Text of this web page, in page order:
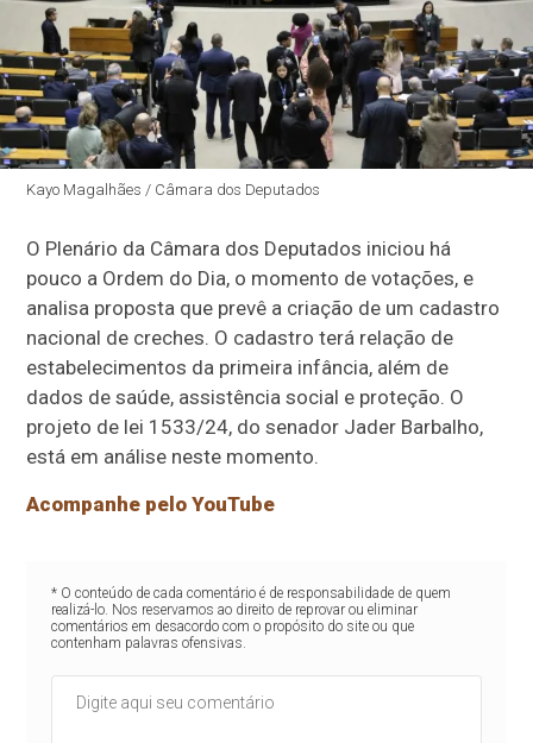
Kayo Magalhães / Câmara dos Deputados
O Plenário da Câmara dos Deputados iniciou há
pouco a Ordem do Dia, o momento de votações, e
analisa proposta que prevê a criação de um cadastro
nacional de creches. O cadastro terá relação de
estabelecimentos da primeira infância, além de
dados de saúde, assistência social e proteção. O
projeto de lei 1533/24, do senador Jader Barbalho,
está em análise neste momento.
Acompanhe pelo YouTube
* O conteúdo de cada comentário é de responsabilidade de quem
realizá-lo. Nos reservamos ao direito de reprovar ou eliminar
comentários em desacordo com o propósito do site ou que
contenham palavras ofensivas.